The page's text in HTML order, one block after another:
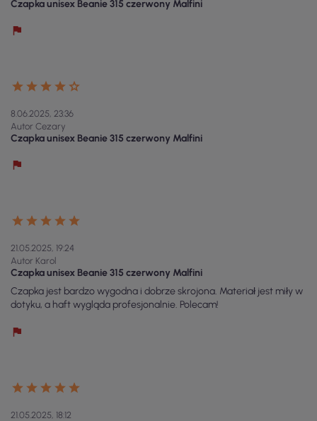
Czapka unisex Beanie 315 czerwony Malfini
8.06.2025, 23:36
Autor Cezary
Czapka unisex Beanie 315 czerwony Malfini
21.05.2025, 19:24
Autor Karol
Czapka unisex Beanie 315 czerwony Malfini
Czapka jest bardzo wygodna i dobrze skrojona. Materiał jest miły w
dotyku, a haft wygląda profesjonalnie. Polecam!
21.05.2025, 18:12